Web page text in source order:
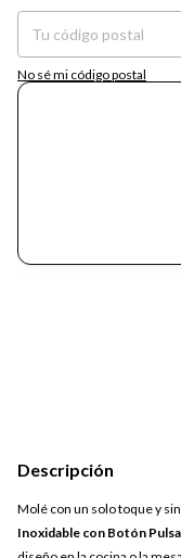
No sé mi código postal
Descripción
Molé con un solo toque y
Inoxidable con Botón